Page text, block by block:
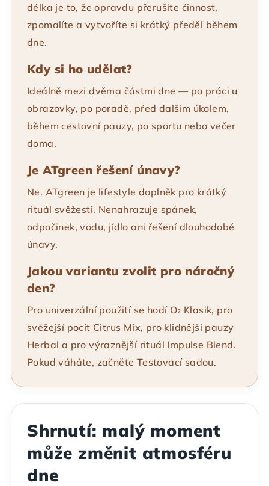
délka je to, že opravdu přerušíte činnost,
zpomalíte a vytvoříte si krátký předěl během
dne.
Kdy si ho udělat?
Ideálně mezi dvěma částmi dne — po práci u
obrazovky, po poradě, před dalším úkolem,
během cestovní pauzy, po sportu nebo večer
doma.
Je ATgreen řešení únavy?
Ne. ATgreen je lifestyle doplněk pro krátký
rituál svěžesti. Nenahrazuje spánek,
odpočinek, vodu, jídlo ani řešení dlouhodobé
únavy.
Jakou variantu zvolit pro náročný
den?
Pro univerzální použití se hodí O₂ Klasik, pro
svěžejší pocit Citrus Mix, pro klidnější pauzy
Herbal a pro výraznější rituál Impulse Blend.
Pokud váháte, začněte Testovací sadou.
Shrnutí: malý moment
může změnit atmosféru
dne